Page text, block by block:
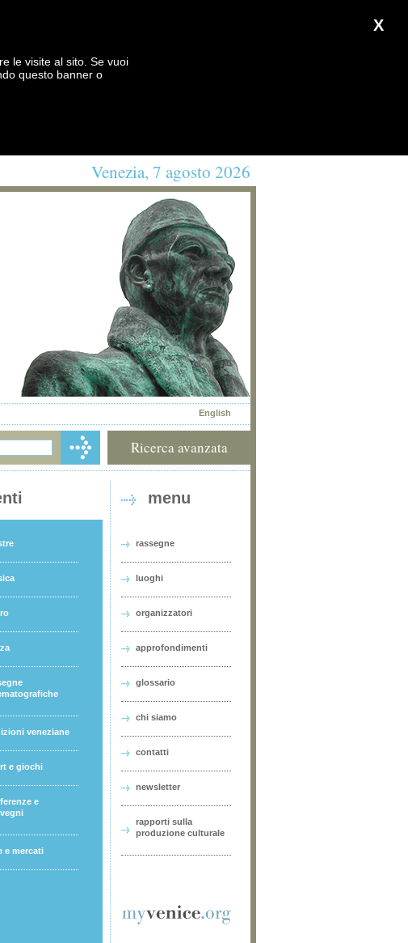
X
le visite al sito. Se vuoi
questo banner o
Venezia, 7 agosto 2026
English
Ricerca avanzata
veneziane
e giochi
e
e mercati
menu
rassegne
luoghi
organizzatori
approfondimenti
glossario
chi siamo
contatti
newsletter
rapporti sulla
produzione culturale